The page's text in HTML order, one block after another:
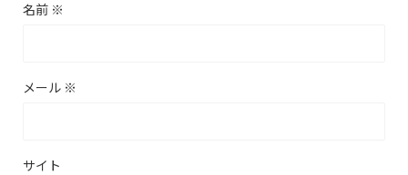
名前 ※
メール ※
サイト